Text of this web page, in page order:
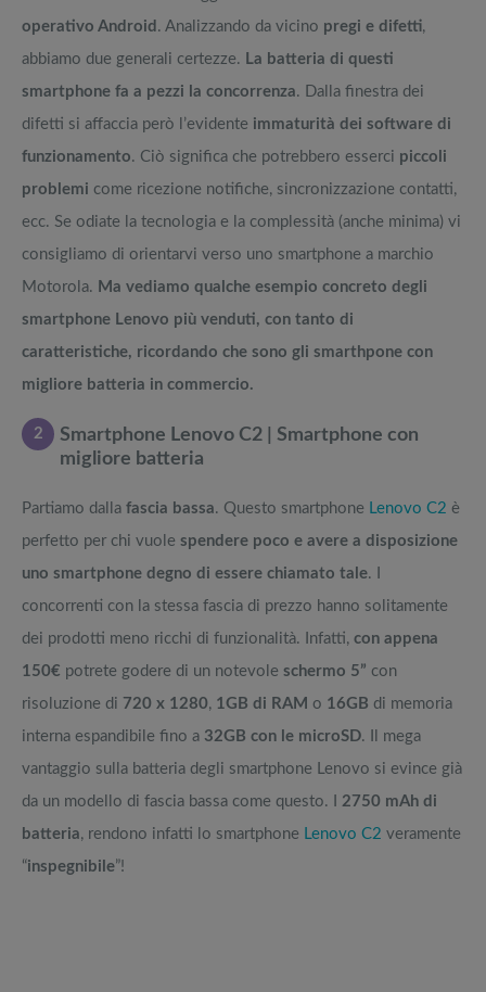
operativo Android . Analizzando da vicino pregi e difetti,
abbiamo due generali certezze. La batteria di questi
smartphone fa a pezzi la concorrenza. Dalla finestra dei
difetti si affaccia però l’evidente immaturità dei software di
funzionamento. Ciò significa che potrebbero esserci piccoli
problemi come ricezione notifiche, sincronizzazione contatti,
ecc. Se odiate la tecnologia e la complessità (anche minima) vi
consigliamo di orientarvi verso uno smartphone a marchio
Motorola. Ma vediamo qualche esempio concreto degli
smartphone Lenovo più venduti, con tanto di
caratteristiche, ricordando che sono gli smarthpone con
migliore batteria in commercio.
2
Smartphone Lenovo C2 | Smartphone con
migliore batteria
Partiamo dalla fascia bassa. Questo smartphone Lenovo C2 è
perfetto per chi vuole spendere poco e avere a disposizione
uno smartphone degno di essere chiamato tale. I
concorrenti con la stessa fascia di prezzo hanno solitamente
dei prodotti meno ricchi di funzionalità. Infatti, con appena
150€ potrete godere di un notevole schermo 5” con
risoluzione di 720 x 1280, 1GB di RAM o 16GB di memoria
interna espandibile fino a 32GB con le microSD. Il mega
vantaggio sulla batteria degli smartphone Lenovo si evince già
da un modello di fascia bassa come questo. I 2750 mAh di
batteria, rendono infatti lo smartphone Lenovo C2 veramente
“inspegnibile”!